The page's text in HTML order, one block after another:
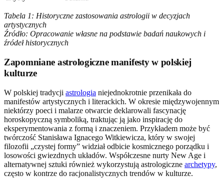
Tabela 1: Historyczne zastosowania astrologii w decyzjach
artystycznych
Źródło: Opracowanie własne na podstawie badań naukowych i
źródeł historycznych
Zapomniane astrologiczne manifesty w polskiej
kulturze
W polskiej tradycji astrologia niejednokrotnie przenikała do
manifestów artystycznych i literackich. W okresie międzywojennym
niektórzy poeci i malarze otwarcie deklarowali fascynację
horoskopyczną symboliką, traktując ją jako inspirację do
eksperymentowania z formą i znaczeniem. Przykładem może być
twórczość Stanisława Ignacego Witkiewicza, który w swojej
filozofii „czystej formy” widział odbicie kosmicznego porządku i
losowości gwiezdnych układów. Współczesne nurty New Age i
alternatywnej sztuki również wykorzystują astrologiczne archetypy,
często w kontrze do racjonalistycznych trendów w kulturze.